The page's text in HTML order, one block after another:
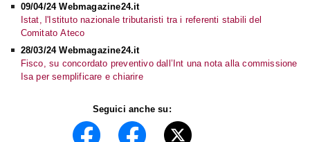
09/04/24 Webmagazine24.it
Istat, l'Istituto nazionale tributaristi tra i referenti stabili del
Comitato Ateco
28/03/24 Webmagazine24.it
Fisco, su concordato preventivo dall’Int una nota alla commissione
Isa per semplificare e chiarire
Seguici anche su: